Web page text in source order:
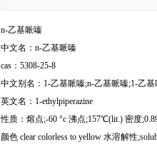
n-乙基哌嗪
中文名：n-乙基哌嗪
cas：5308-25-8
中文别名：1-乙基哌嗪;n-乙基哌嗪;1-乙基
英文名：1-ethylpiperazine
性质：熔点;-60 °c 沸点;157℃(lit.) 密度
颜色 clear colorless to yellow 水溶解性